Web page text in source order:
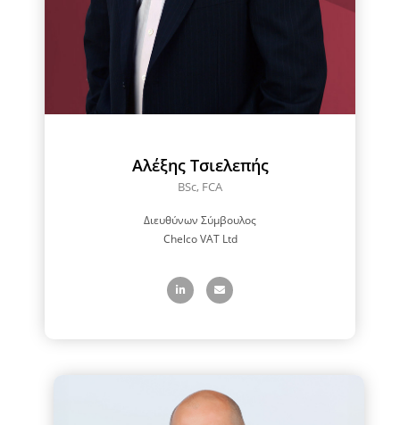
Αλέξης Τσιελεπής
BSc, FCA
Διευθύνων Σύμβουλος
Chelco VAT Ltd